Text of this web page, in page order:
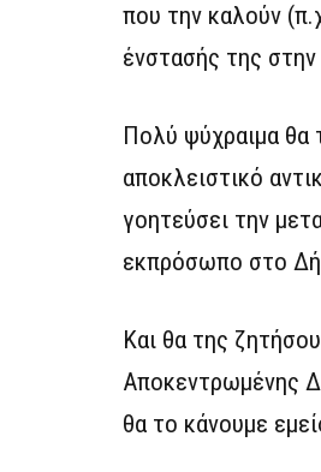
που την καλούν
ένστασής της
Πολύ ψύχραιμα θα
αποκλειστικό
γοητεύσει την
εκπρόσωπο στο
Και θα της
Αποκεντρωμένης
θα το κάνουμε